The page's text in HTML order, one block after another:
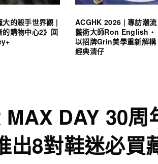
大的殺手世界觀 |
的購物中心2》回
ACGHK 2026 | 專訪潮流
藝術大師Ron English・
以招牌Grin美學重新解構
經典清仔
MAX DAY 30周
出8對鞋迷必買